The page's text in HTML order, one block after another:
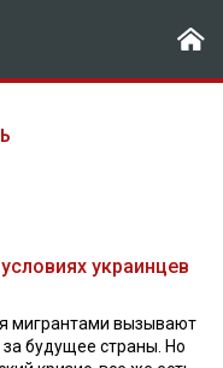
украинцев
мигрантами вызывают
за будущее страны. Но